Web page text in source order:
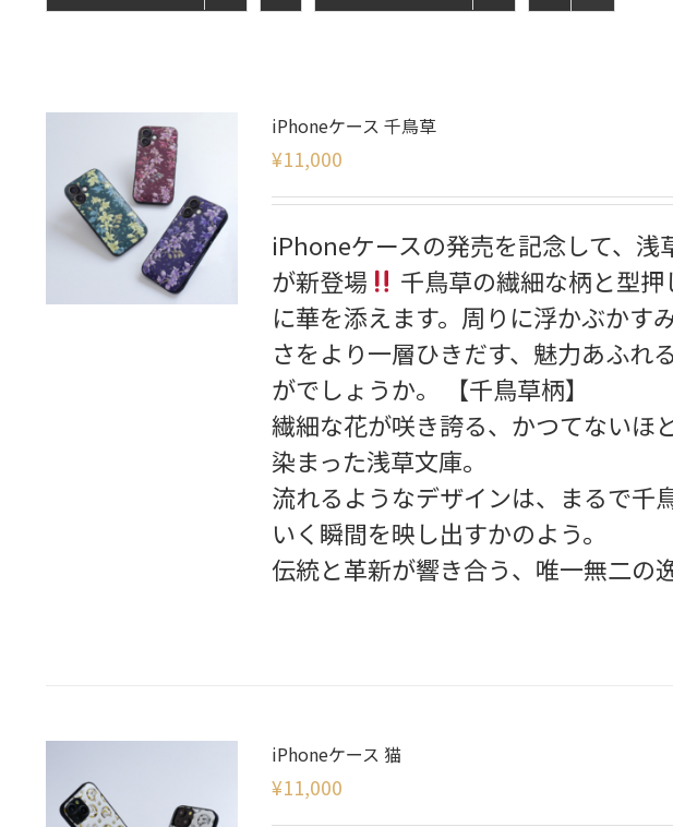
iPhoneケース 千鳥草
¥11,000
iPhoneケースの発売を記念して、浅
が新登場
千鳥草の繊細な柄と型
に華を添えます。周りに浮かぶかす
さをより一層ひきだす、魅力あふれ
がでしょうか。 【千鳥草柄】
繊細な花が咲き誇る、かつてないほ
染まった浅草文庫。
流れるようなデザインは、まるで千
いく瞬間を映し出すかのよう。
伝統と革新が響き合う、唯一無二の
iPhoneケース 猫
¥11,000